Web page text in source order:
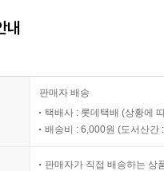
내
판매자 배송
택배사 : 롯데택배 (상황에
배송비 : 6,000원 (도서산간
판매자가 직접 배송하는 상